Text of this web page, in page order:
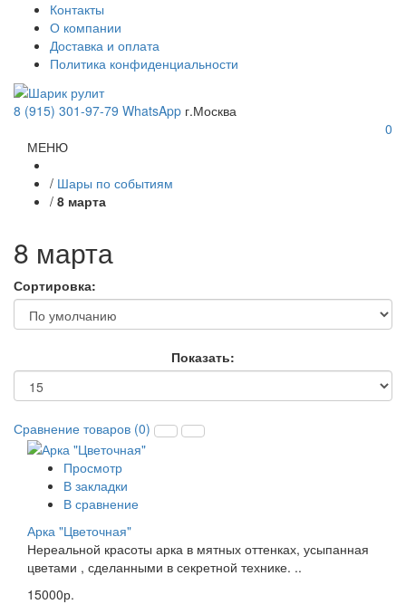
Контакты
О компании
Доставка и оплата
Политика конфиденциальности
8 (915) 301-97-79 WhatsApp г.Москва
0
МЕНЮ
/ Шары по событиям
/ 8 марта
8 марта
Сортировка:
Показать:
Сравнение товаров (0)
Просмотр
В закладки
В сравнение
Арка "Цветочная"
Нереальной красоты арка в мятных оттенках, усыпанная
цветами , сделанными в секретной технике. ..
15000р.